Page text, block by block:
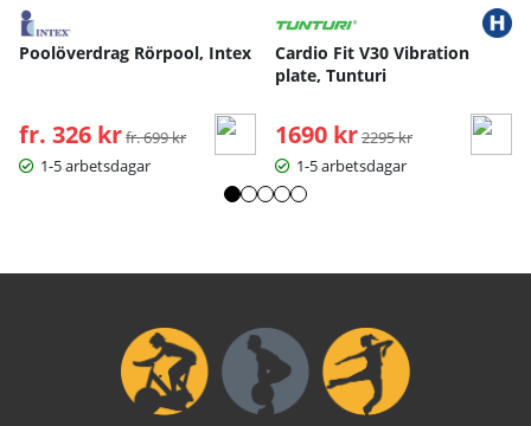
Poolöverdrag Rörpool, Intex
fr. 326 kr Ordinarie pris:
fr. 699 kr
1-5 arbetsdagar
Cardio Fit V30 Vibration
plate, Tunturi
1690 kr Ordinarie pris:
2295 kr
1-5 arbetsdagar